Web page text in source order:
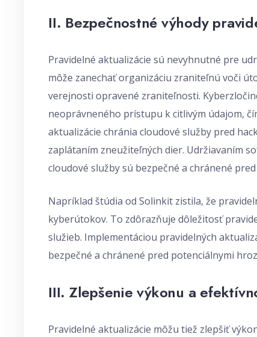
II. Bezpečnostné výhody
Pravidelné aktualizácie sú nevyhnutné pre
môže zanechať organizáciu zraniteľnú voči
verejnosti opravené zraniteľnosti.
neoprávneného prístupu k citlivým údajom,
aktualizácie chránia cloudové služby pred
zaplátaním zneužiteľných dier. Udržiavaním
cloudové služby sú bezpečné a chránené
Napríklad štúdia od Solinkit zistila, že
kyberútokov. To zdôrazňuje dôležitosť
služieb. Implementáciou pravidelných
bezpečné a chránené pred potenciálnymi
III. Zlepšenie výkonu a
Pravidelné aktualizácie môžu tiež zlepšiť